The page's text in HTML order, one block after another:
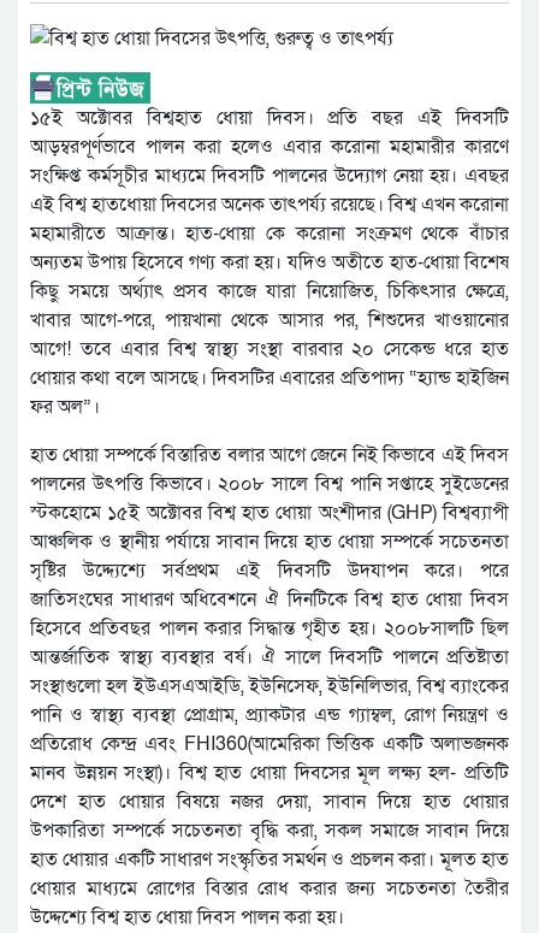
১৫ই অক্টোবর বিশ্বহাত ধোয়া দিবস। প্রতি বছর এই দিবসটি
আড়ম্বরপূর্ণভাবে পালন করা হলেও এবার করোনা মহামারীর কারণে
সংক্ষিপ্ত কর্মসূচীর মাধ্যমে দিবসটি পালনের উদ্যোগ নেয়া হয়। এবছর
এই বিশ্ব হাতধোয়া দিবসের অনেক তাৎপর্য্য রয়েছে। বিশ্ব এখন করোনা
মহামারীতে আক্রান্ত। হাত-ধোয়া কে করোনা সংক্রমণ থেকে বাঁচার
অন্যতম উপায় হিসেবে গণ্য করা হয়। যদিও অতীতে হাত-ধোয়া বিশেষ
কিছু সময়ে অর্থ্যাৎ প্রসব কাজে যারা নিয়োজিত, চিকিৎসার ক্ষেত্রে,
খাবার আগে-পরে, পায়খানা থেকে আসার পর, শিশুদের খাওয়ানোর
আগে! তবে এবার বিশ্ব স্বাস্থ্য সংস্থা বারবার ২০ সেকেন্ড ধরে হাত
ধোয়ার কথা বলে আসছে। দিবসটির এবারের প্রতিপাদ্য “হ্যান্ড হাইজিন
ফর অল”।
হাত ধোয়া সম্পর্কে বিস্তারিত বলার আগে জেনে নিই কিভাবে এই দিবস
পালনের উৎপত্তি কিভাবে। ২০০৮ সালে বিশ্ব পানি সপ্তাহে সুইডেনের
স্টকহোমে ১৫ই অক্টোবর বিশ্ব হাত ধোয়া অংশীদার (GHP) বিশ্বব্যাপী
আঞ্চলিক ও স্থানীয় পর্যায়ে সাবান দিয়ে হাত ধোয়া সম্পর্কে সচেতনতা
সৃষ্টির উদ্দ্যেশ্যে সর্বপ্রথম এই দিবসটি উদযাপন করে। পরে
জাতিসংঘের সাধারণ অধিবেশনে ঐ দিনটিকে বিশ্ব হাত ধোয়া দিবস
হিসেবে প্রতিবছর পালন করার সিদ্ধান্ত গৃহীত হয়। ২০০৮সালটি ছিল
আন্তর্জাতিক স্বাস্থ্য ব্যবস্থার বর্ষ। ঐ সালে দিবসটি পালনে প্রতিষ্টাতা
সংস্থাগুলো হল ইউএসএআইডি, ইউনিসেফ, ইউনিলিভার, বিশ্ব ব্যাংকের
পানি ও স্বাস্থ্য ব্যবস্থা প্রোগ্রাম, প্র্যাকটার এন্ড গ্যাম্বল, রোগ নিয়ন্ত্রণ ও
প্রতিরোধ কেন্দ্র এবং FHI360(আমেরিকা ভিত্তিক একটি অলাভজনক
মানব উন্নয়ন সংস্থা)। বিশ্ব হাত ধোয়া দিবসের মূল লক্ষ্য হল- প্রতিটি
দেশে হাত ধোয়ার বিষয়ে নজর দেয়া, সাবান দিয়ে হাত ধোয়ার
উপকারিতা সম্পর্কে সচেতনতা বৃদ্ধি করা, সকল সমাজে সাবান দিয়ে
হাত ধোয়ার একটি সাধারণ সংস্কৃতির সমর্থন ও প্রচলন করা। মূলত হাত
ধোয়ার মাধ্যমে রোগের বিস্তার রোধ করার জন্য সচেতনতা তৈরীর
উদ্দেশ্যে বিশ্ব হাত ধোয়া দিবস পালন করা হয়।